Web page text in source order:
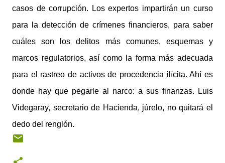
casos de corrupción. Los expertos impartirán un curso
para la detección de crímenes financieros, para saber
cuáles son los delitos más comunes, esquemas y
marcos regulatorios, así como la forma más adecuada
para el rastreo de activos de procedencia ilícita. Ahí es
donde hay que pegarle al narco: a sus finanzas. Luis
Videgaray, secretario de Hacienda, júrelo, no quitará el
dedo del renglón.